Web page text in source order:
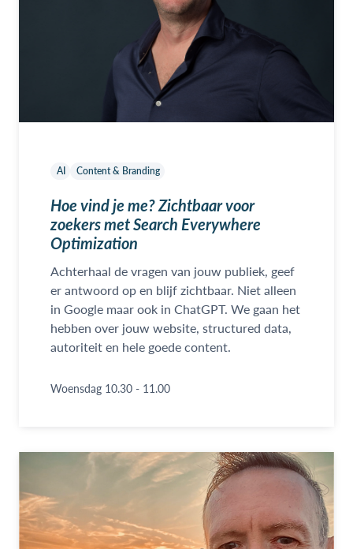
AI Content & Branding
Hoe vind je me? Zichtbaar voor
zoekers met Search Everywhere
Optimization
Achterhaal de vragen van jouw publiek, geef
er antwoord op en blijf zichtbaar. Niet alleen
in Google maar ook in ChatGPT. We gaan het
hebben over jouw website, structured data,
autoriteit en hele goede content.
Woensdag 10.30 - 11.00